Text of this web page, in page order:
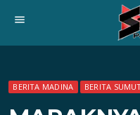
menu
BERITA MADINA BERITA